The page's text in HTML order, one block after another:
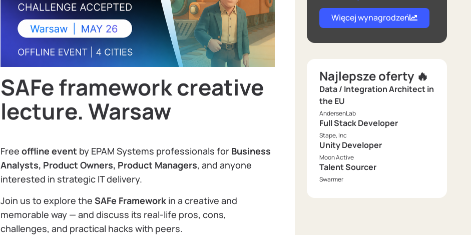
SAFe framework creative
lecture. Warsaw
Free offline event by EPAM Systems professionals for Business
Analysts, Product Owners, Product Managers, and anyone
interested in strategic IT delivery.
Join us to explore the SAFe Framework in a creative and
memorable way — and discuss its real-life pros, cons,
challenges, and practical hacks with peers.
Więcej wynagrodzeń
Najlepsze oferty 🔥
Data / Integration Architect in
the EU
AndersenLab
Full Stack Developer
Stape, Inc
Unity Developer
Moon Active
Talent Sourcer
Swarmer